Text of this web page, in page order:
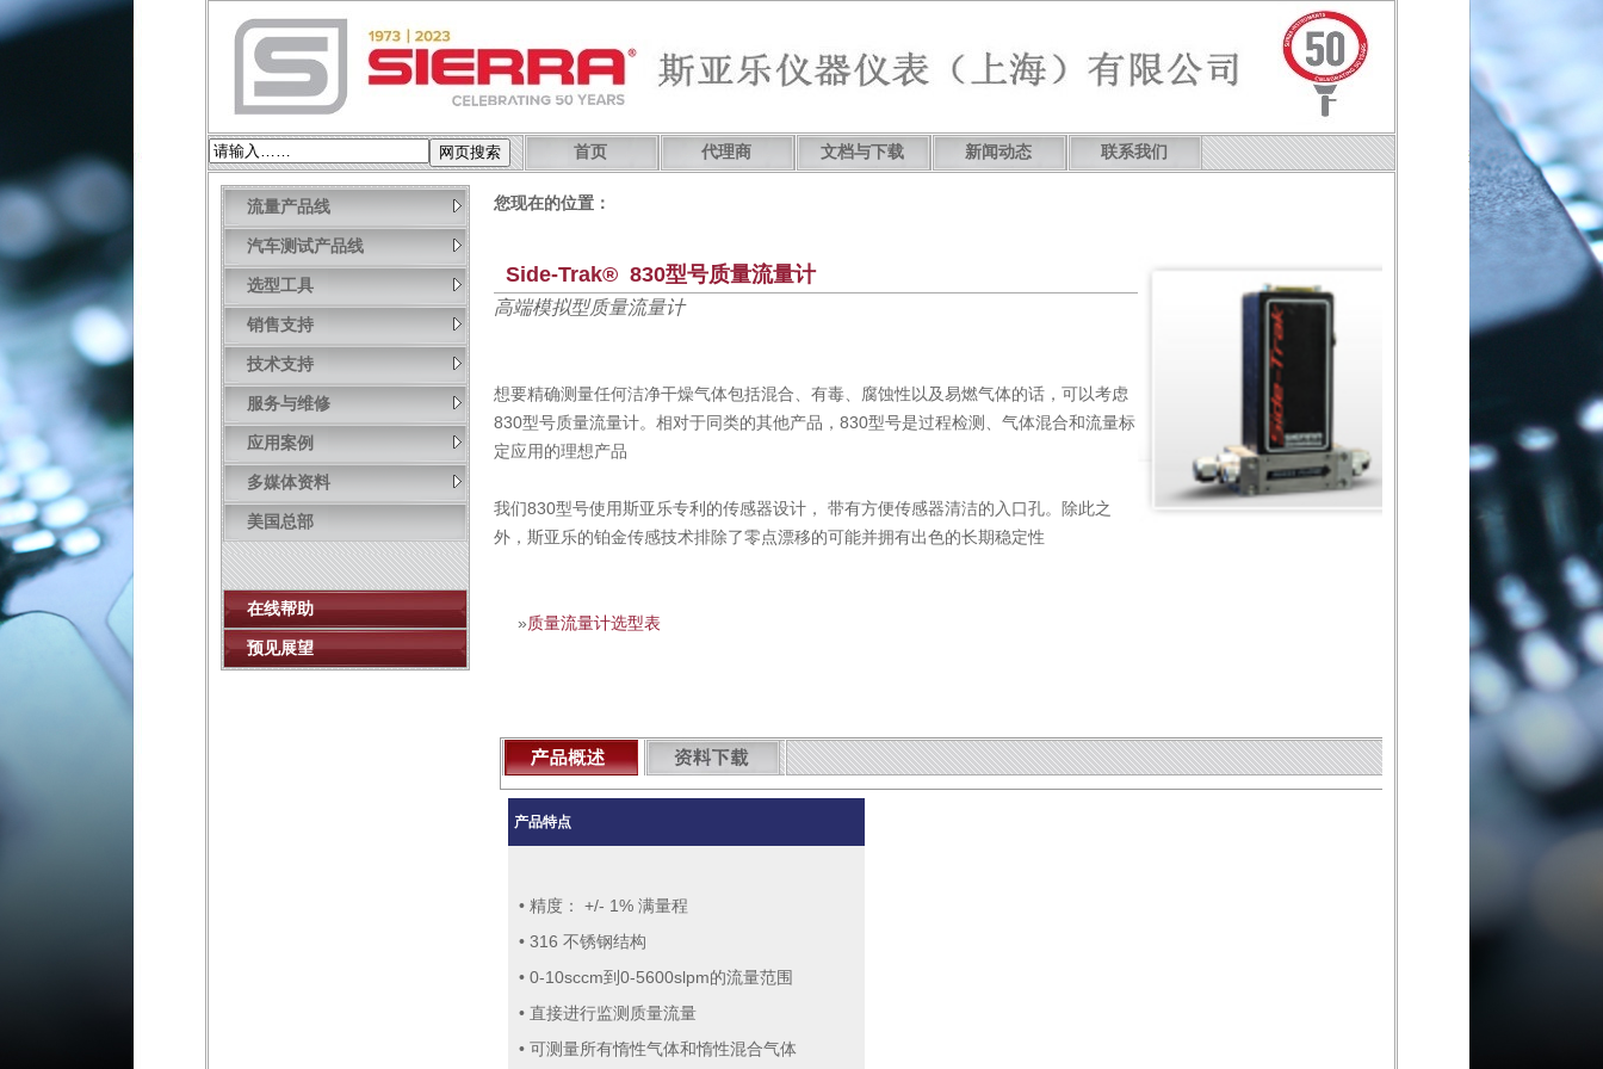
首页 代理商 文档与下载 新闻动态 联系我们
流量产品线
汽车测试产品线
选型工具
销售支持
技术支持
服务与维修
应用案例
多媒体资料
美国总部
在线帮助
预见展望
您现在的位置：
Side-Trak® 830型号质量流量计
高端模拟型质量流量计
想要精确测量任何洁净干燥气体包括混合、有毒、腐蚀性以及易燃气体的话，可以考虑
830型号质量流量计。相对于同类的其他产品，830型号是过程检测、气体混合和流量标
定应用的理想产品
我们830型号使用斯亚乐专利的传感器设计， 带有方便传感器清洁的入口孔。除此之
外，斯亚乐的铂金传感技术排除了零点漂移的可能并拥有出色的长期稳定性
»质量流量计选型表
产品特点
• 精度： +/- 1% 满量程
• 316 不锈钢结构
• 0-10sccm到0-5600slpm的流量范围
• 直接进行监测质量流量
• 可测量所有惰性气体和惰性混合气体